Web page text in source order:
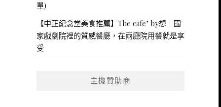
單)
【中正紀念堂美食推薦】The cafe’ by想｜國
家戲劇院裡的質感餐廳，在兩廳院用餐就是享
受
主機贊助商